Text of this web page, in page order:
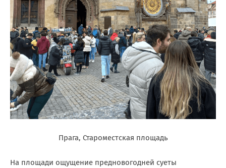
Прага, Староместская площадь
На площади ощущение предновогодней суеты